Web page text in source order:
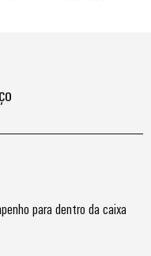
para dentro da caixa